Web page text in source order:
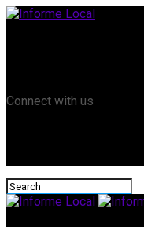
Connect with us